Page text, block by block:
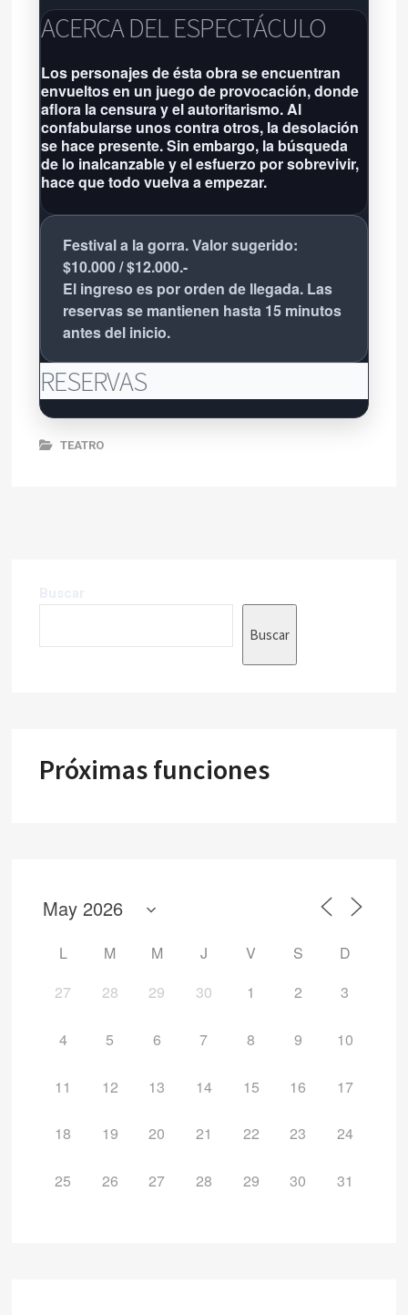
Jujuy 2755 - Tel:02234964030-
Próxima función: No hay eventos
por aquí agendados
Grilla completa
ACERCA DEL ESPECTÁCULO
Los personajes de ésta obra se encuentran
envueltos en un juego de provocación, donde
aflora la censura y el autoritarismo. Al
confabularse unos contra otros, la desolación
se hace presente. Sin embargo, la búsqueda
de lo inalcanzable y el esfuerzo por sobrevivir,
hace que todo vuelva a empezar.
Festival a la gorra. Valor sugerido:
$10.000 / $12.000.-
El ingreso es por orden de llegada. Las
reservas se mantienen hasta 15 minutos
antes del inicio.
RESERVAS
TEATRO
Buscar
Próximas funciones
L M M J V S
D
27
28 29 30 1 2 3
4 5 6 7 8 9 10
11 12 13 14 15 16 17
18 19 20 21 22 23 24
25 26 27 28 29 30 31